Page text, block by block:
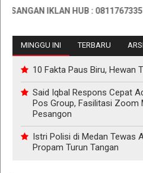
IKLAN HUB : 0811767335
MINGGU INI TERBARU
10 Fakta Paus Biru, Hewan
Said Iqbal Respons Cepat
Pos Group, Fasilitasi Zoom
Pesangon
Istri Polisi di Medan Tewas
Propam Turun Tangan